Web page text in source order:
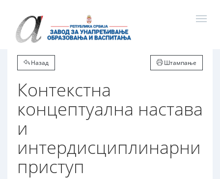
Назад Штампање
Контекстна
концептуална настава
и
интердисциплинарни
приступ